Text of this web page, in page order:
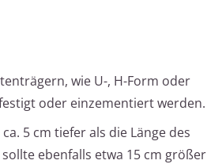
wie U-, H-Form oder
oder einzementiert werden.
5 cm tiefer als die Länge des
ebenfalls etwa 15 cm größer